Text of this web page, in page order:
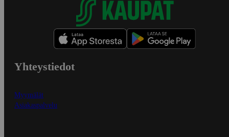
Yhteystiedot
Myymälät
Asiakaspalvelu